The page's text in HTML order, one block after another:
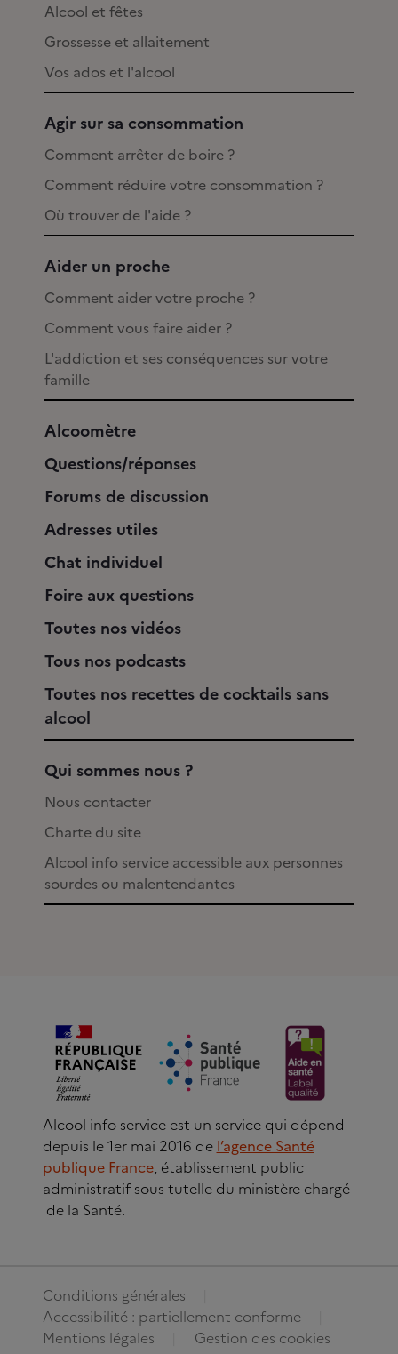
Alcool et fêtes
Grossesse et allaitement
Vos ados et l'alcool
Agir sur sa consommation
Comment arrêter de boire ?
Comment réduire votre consommation ?
Où trouver de l'aide ?
Aider un proche
Comment aider votre proche ?
Comment vous faire aider ?
L'addiction et ses conséquences sur votre
famille
Alcoomètre
Questions/réponses
Forums de discussion
Adresses utiles
Chat individuel
Foire aux questions
Toutes nos vidéos
Tous nos podcasts
Toutes nos recettes de cocktails sans
alcool
Qui sommes nous ?
Nous contacter
Charte du site
Alcool info service accessible aux personnes
sourdes ou malentendantes
Alcool info service est un service qui dépend
depuis le 1er mai 2016 de l’agence Santé
publique France, établissement public
administratif sous tutelle du ministère chargé
de la Santé.
Conditions générales
Accessibilité : partiellement conforme
Mentions légales
Gestion des cookies